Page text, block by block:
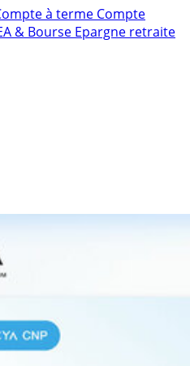
à terme Compte
& Bourse Epargne retraite